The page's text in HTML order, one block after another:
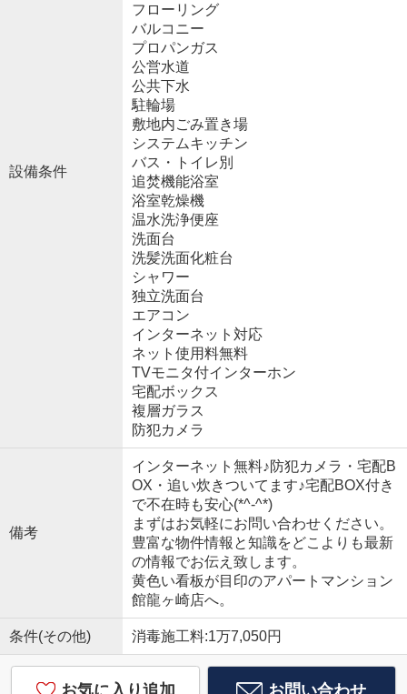
設備条件
フローリング
バルコニー
プロパンガス
公営水道
公共下水
駐輪場
敷地内ごみ置き場
システムキッチン
バス・トイレ別
追焚機能浴室
浴室乾燥機
温水洗浄便座
洗面台
洗髪洗面化粧台
シャワー
独立洗面台
エアコン
インターネット対応
ネット使用料無料
TVモニタ付インターホン
宅配ボックス
複層ガラス
防犯カメラ
備考
インターネット無料♪防犯カメラ・宅配B
OX・追い炊きついてます♪宅配BOX付き
で不在時も安心(*^-^*)
まずはお気軽にお問い合わせください。
豊富な物件情報と知識をどこよりも最新
の情報でお伝え致します。
黄色い看板が目印のアパートマンション
館龍ヶ崎店へ。
条件(その他) 消毒施工料:1万7,050円